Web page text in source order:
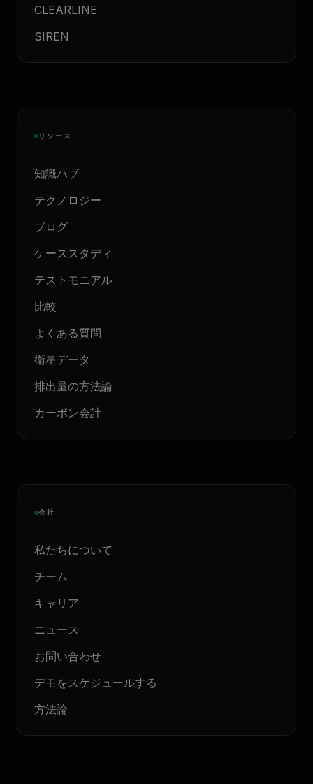
CLEARLINE
SIREN
リソース
知識ハブ
テクノロジー
ブログ
ケーススタディ
テストモニアル
比較
よくある質問
衛星データ
排出量の方法論
カーボン会計
会社
私たちについて
チーム
キャリア
ニュース
お問い合わせ
デモをスケジュールする
方法論